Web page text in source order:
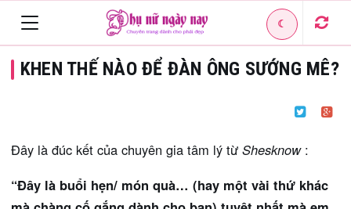
navigation
☾
KHEN THẾ NÀO ĐỂ ĐÀN ÔNG SƯỚNG MÊ?
Đây là đúc kết của chuyên gia tâm lý từ Shesknow:
“Đây là buổi hẹn/ món quà… (hay một vài thứ khác